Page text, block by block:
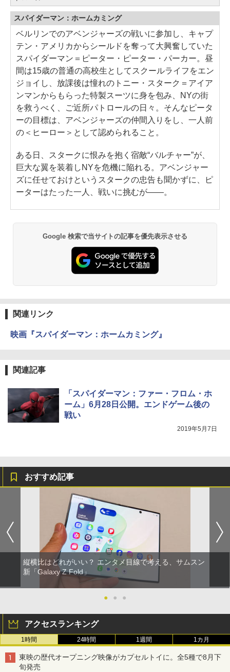
スパイダーマン：ホームカミング
ベルリンでのアベンジャーズの戦いに参加し、キャプ
テン・アメリカからシールドを奪って大興奮していた
スパイダーマン＝ピーター・ピーター・パーカー。昼
間は15歳の普通の高校生としてスクールライフをエン
ジョイし、放課後は憧れのトニー・スターク＝アイア
ンマンからもらった特製スーツに身を包み、NYの街
を救うべく、ご近所パトロールの日々。そんなピータ
ーの目標は、アベンジャーズの仲間入りをし、一人前
の＜ヒーロー＞として認められること。
ある日、スタークに恨みを抱く宿敵“バルチャー”が、
巨大な翼を装着しNYを危機に陥れる。アベンジャー
ズに任せておけというスタークの忠告も聞かずに、ピ
ーターはたった一人、戦いに挑むが――。
Google 検索で当サイトの記事を優先表示させる
関連リンク
映画『スパイダーマン：ホームカミング』
関連記事
「スパイダーマン：ファー・フロム・ホ
ーム」6月28日公開。エンドゲーム後の
戦い
2019年5月7日
おすすめ記事
縦横比はどれがいい？ エンタメ目線で考える、サムスン
新「Galaxy Z Fold」
● ● ●
アクセスランキング
1時間 24時間 1週間 1カ月
東映の歴代オープニング映像がカプセルトイに。全5種で8月下
旬発売